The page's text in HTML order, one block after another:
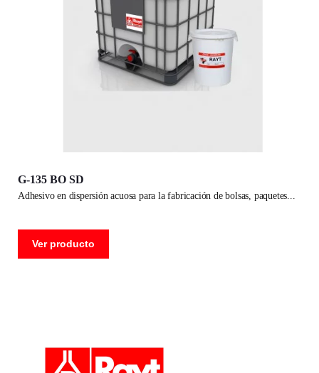
G-135 BO SD
adhesivo en dispersión acuosa para la fabricación de bolsas, paquetes
Ver producto